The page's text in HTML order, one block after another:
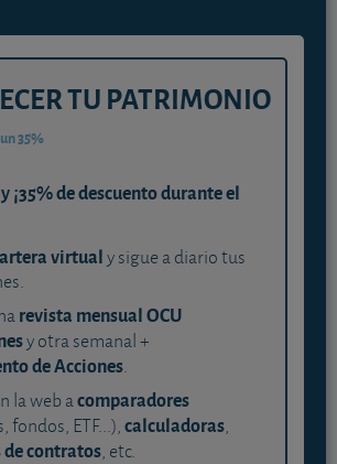
TU PATRIMONIO
35%
¡35% de descuento durante el
virtualy sigue a diario tus
revista mensual OCU
y otra semanal +
de Acciones.
la web acomparadores
fondos, ETF...),calculadoras,
contratos, etc.